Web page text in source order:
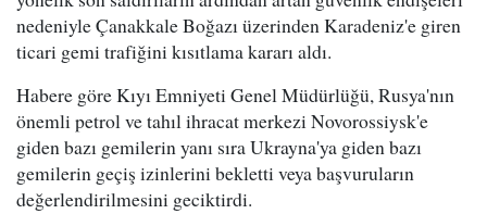
nedeniyle Çanakkale Boğazı üzerinden Karadeniz'e giren
ticari gemi trafiğini kısıtlama kararı aldı.
Habere göre Kıyı Emniyeti Genel Müdürlüğü, Rusya'nın
önemli petrol ve tahıl ihracat merkezi Novorossiysk'e
giden bazı gemilerin yanı sıra Ukrayna'ya giden bazı
gemilerin geçiş izinlerini bekletti veya başvuruların
değerlendirilmesini geciktirdi.